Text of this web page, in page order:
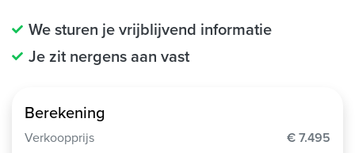
We sturen je vrijblijvend informatie
Je zit nergens aan vast
Berekening
Verkoopprijs
€ 7.495